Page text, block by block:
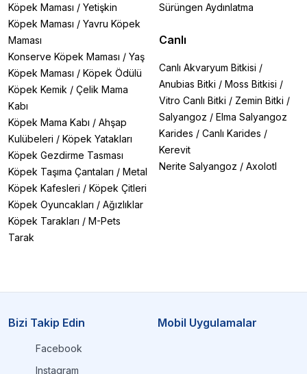
Köpek Maması / Yetişkin
Köpek Maması / Yavru Köpek
Maması
Konserve Köpek Maması / Yaş
Köpek Maması / Köpek Ödülü
Köpek Kemik / Çelik Mama
Kabı
Köpek Mama Kabı / Ahşap
Kulübeleri / Köpek Yatakları
Köpek Gezdirme Tasması
Köpek Taşıma Çantaları / Metal
Köpek Kafesleri / Köpek Çitleri
Köpek Oyuncakları / Ağızlıklar
Köpek Tarakları / M-Pets
Tarak
Sürüngen Aydınlatma
Canlı
Canlı Akvaryum Bitkisi /
Anubias Bitki / Moss Bitkisi /
Vitro Canlı Bitki / Zemin Bitki /
Salyangoz / Elma Salyangoz
Karides / Canlı Karides /
Kerevit
Nerite Salyangoz / Axolotl
Bizi Takip Edin
Facebook
Instagram
Mobil Uygulamalar